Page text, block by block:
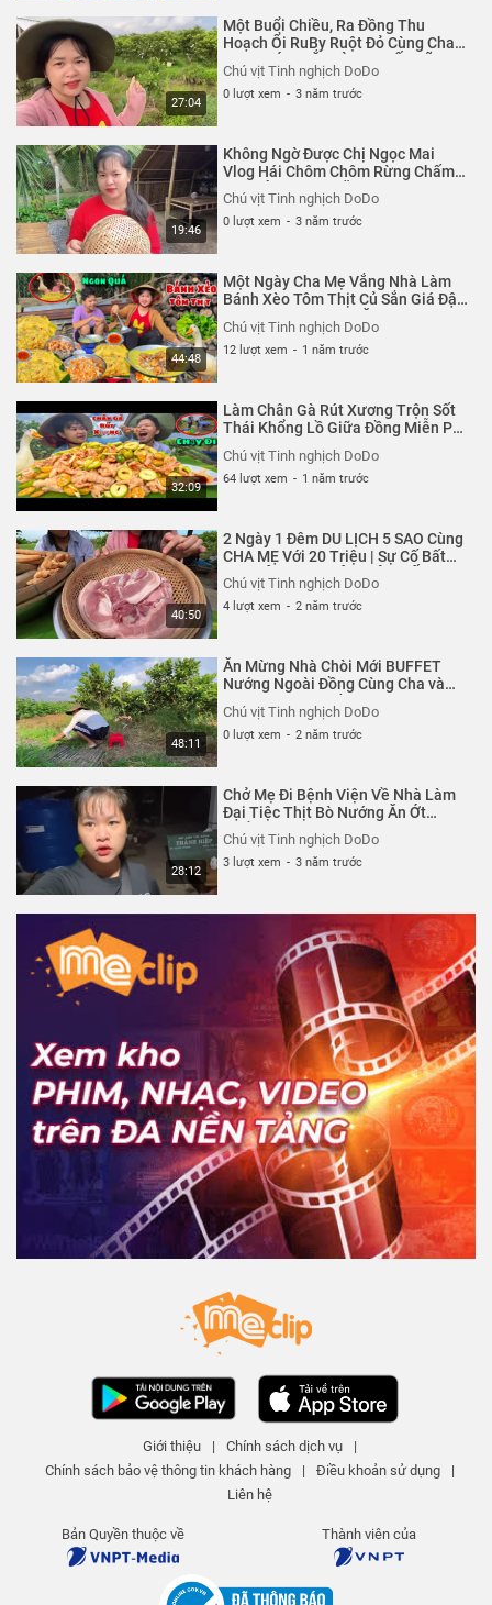
27:04
Một Buổi Chiều, Ra Đồng Thu
Hoạch Ổi RuBy Ruột Đỏ Cùng Cha.
RƠI NƯỚC MẮT VÌ CHA VẤT VÃ
MỘT MÌNH
Chú vịt Tinh nghịch DoDo
0 lượt xem - 3 năm trước
19:46
Không Ngờ Được Chị Ngọc Mai
Vlog Hái Chôm Chôm Rừng Chấm
Muối Ớt Lần Đầu Ăn Cùng Em Trai
Chú vịt Tinh nghịch DoDo
0 lượt xem - 3 năm trước
44:48
Một Ngày Cha Mẹ Vắng Nhà Làm
Bánh Xèo Tôm Thịt Củ Sắn Giá Đậu
Xanh Hái Rau Vườn Ăn Cùng Em
Trai
Chú vịt Tinh nghịch DoDo
12 lượt xem - 1 năm trước
32:09
Làm Chân Gà Rút Xương Trộn Sốt
Thái Khổng Lồ Giữa Đồng Miễn Phí
Chú vịt Tinh nghịch DoDo
64 lượt xem - 1 năm trước
40:50
2 Ngày 1 Đêm DU LỊCH 5 SAO Cùng
CHA MẸ Với 20 Triệu | Sự Cố Bất
Ngờ SÂU Tivi NHẬP VIỆN GẤP
NGUY KỊCH
Chú vịt Tinh nghịch DoDo
4 lượt xem - 2 năm trước
48:11
Ăn Mừng Nhà Chòi Mới BUFFET
Nướng Ngoài Đồng Cùng Cha và
Dưa Leo
Chú vịt Tinh nghịch DoDo
0 lượt xem - 2 năm trước
28:12
Chở Mẹ Đi Bệnh Viện Về Nhà Làm
Đại Tiệc Thịt Bò Nướng Ăn Ớt
Khổng Lồ Cùng Gia Đình
Chú vịt Tinh nghịch DoDo
3 lượt xem - 3 năm trước
Giới thiệu | Chính sách dịch vụ
|
Chính sách bảo vệ thông tin khách hàng
| Điều khoản sử dụng
|
Liên hệ
Bản Quyền thuộc về Thành viên của